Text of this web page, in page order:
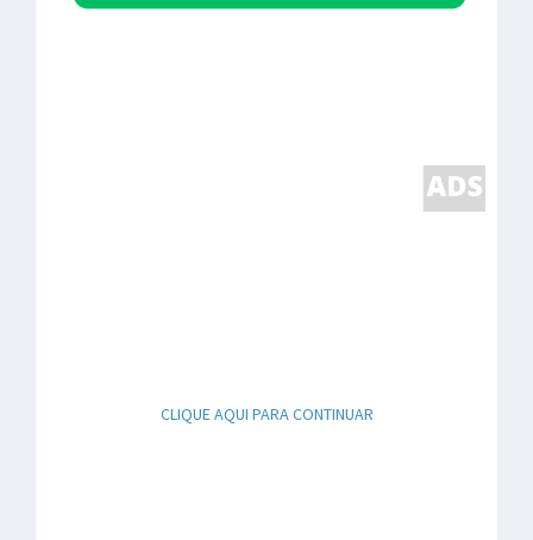
CLIQUE AQUI PARA CONTINUAR